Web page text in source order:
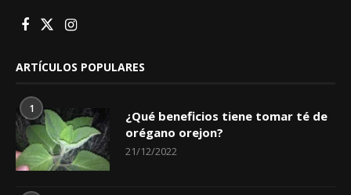
ARTÍCULOS POPULARES
1
¿Qué beneficios tiene tomar té de
orégano orejon?
21/12/2022